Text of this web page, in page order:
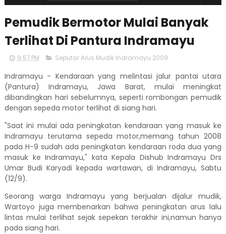
Pemudik Bermotor Mulai Banyak
Terlihat Di Pantura Indramayu
9:57 PM Seputar Arus Mudik Indramayu 2009
Indramayu - Kendaraan yang melintasi jalur pantai utara
(Pantura) Indramayu, Jawa Barat, mulai meningkat
dibandingkan hari sebelumnya, seperti rombongan pemudik
dengan sepeda motor terlihat di siang hari.
"Saat ini mulai ada peningkatan kendaraan yang masuk ke
Indramayu terutama sepeda motor,memang tahun 2008
pada H-9 sudah ada peningkatan kendaraan roda dua yang
masuk ke Indramayu," kata Kepala Dishub Indramayu Drs
Umar Budi Karyadi kepada wartawan, di Indramayu, Sabtu
(12/9).
Seorang warga Indramayu yang berjualan dijalur mudik,
Wartoyo juga membenarkan bahwa peningkatan arus lalu
lintas mulai terlihat sejak sepekan terakhir ini,namun hanya
pada siang hari.